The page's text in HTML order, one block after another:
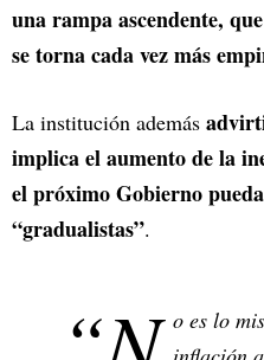
una rampa ascendente,
se torna cada vez más
La institución además
implica el aumento de la
el próximo Gobierno
“gradualistas”.
o es lo